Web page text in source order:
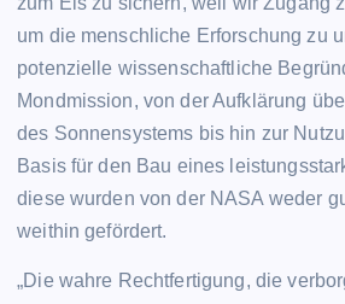
um die menschliche Erforschung zu
potenzielle wissenschaftliche
Mondmission, von der Aufklärung
des Sonnensystems bis hin zur
Basis für den Bau eines
diese wurden von der NASA weder
weithin gefördert.
„Die wahre Rechtfertigung, die